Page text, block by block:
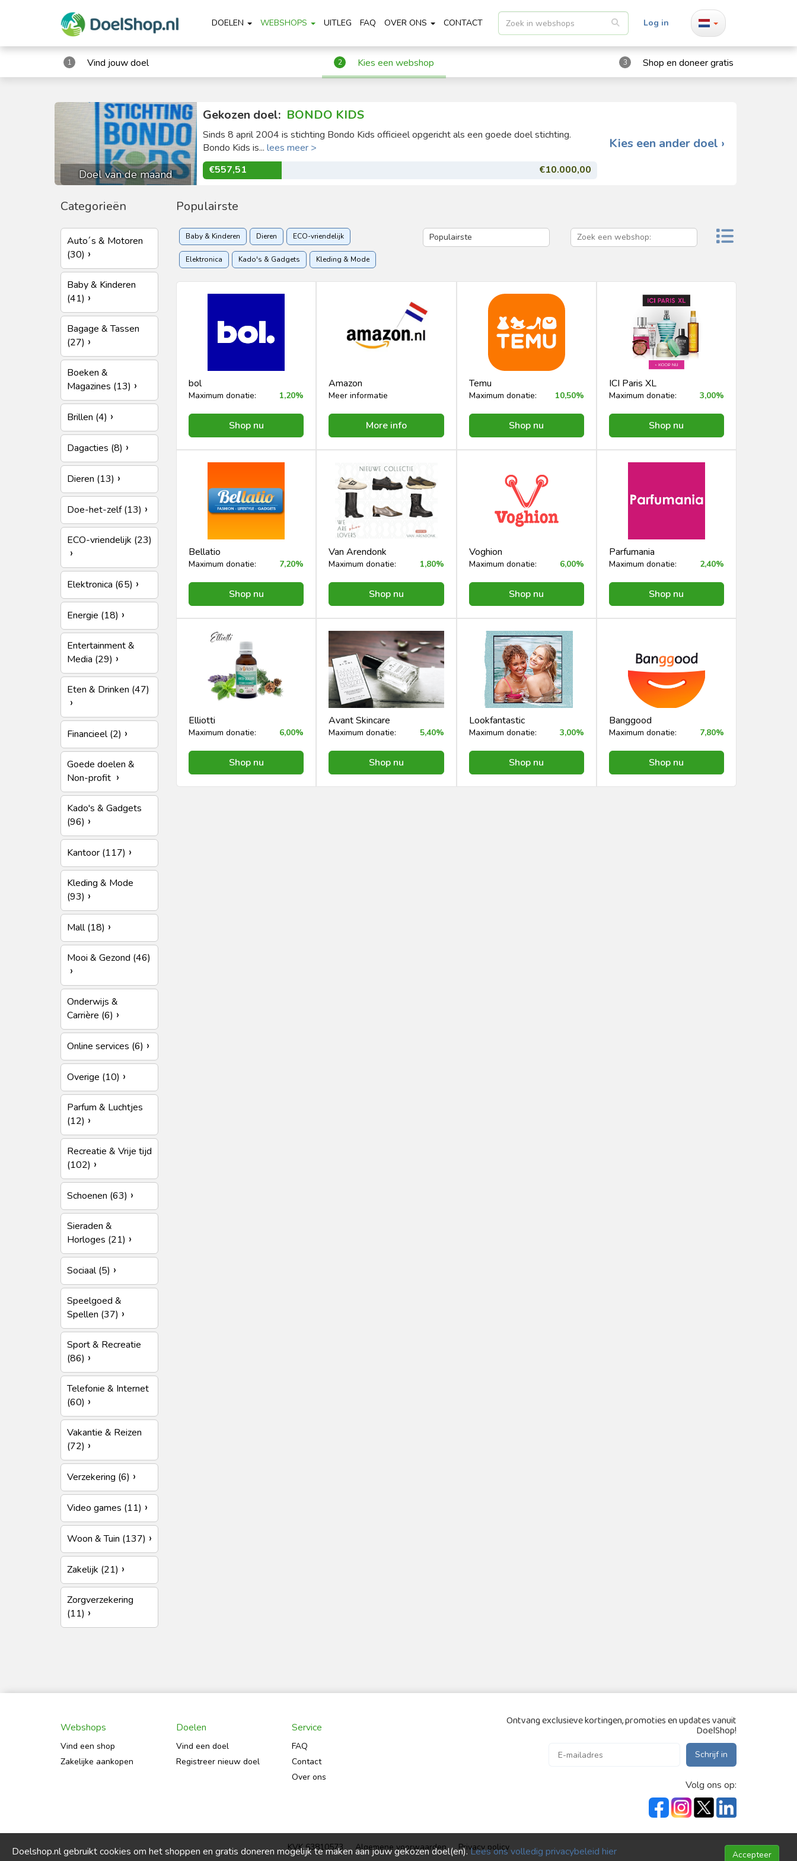
DOELEN WEBSHOPS UITLEG FAQ OVER ONS CONTACT Log in
1 Vind jouw doel 2 Kies een webshop 3 Shop en doneer gratis
Doel van de maand
Gekozen doel: BONDO KIDS
Sinds 8 april 2004 is stichting Bondo Kids officieel opgericht als een goede doel stichting.
Bondo Kids is... lees meer >
€557,51
€10.000,00
Kies een ander doel ›
Categorieën
Auto´s & Motoren
(30)
Baby & Kinderen
(41)
Bagage & Tassen
(27)
Boeken &
Magazines (13)
Brillen (4)
Dagacties (8)
Dieren (13)
Doe-het-zelf (13)
ECO-vriendelijk (23)
Elektronica (65)
Energie (18)
Entertainment &
Media (29)
Eten & Drinken (47)
Financieel (2)
Goede doelen &
Non-profit
Kado's & Gadgets
(96)
Kantoor (117)
Kleding & Mode
(93)
Mall (18)
Mooi & Gezond (46)
Onderwijs &
Carrière (6)
Online services (6)
Overige (10)
Parfum & Luchtjes
(12)
Recreatie & Vrije tijd
(102)
Schoenen (63)
Sieraden &
Horloges (21)
Sociaal (5)
Speelgoed &
Spellen (37)
Sport & Recreatie
(86)
Telefonie & Internet
(60)
Vakantie & Reizen
(72)
Verzekering (6)
Video games (11)
Woon & Tuin (137)
Zakelijk (21)
Zorgverzekering
(11)
Populairste
Baby & Kinderen Dieren ECO-vriendelijk
Elektronica Kado's & Gadgets Kleding & Mode
Mooi & Gezond Sport & Recreatie Vakantie & Reizen
bol
Maximum donatie: 1,20%
Shop nu
Amazon
Meer informatie
More info
Temu
Maximum donatie: 10,50%
Shop nu
ICI Paris XL
Maximum donatie: 3,00%
Shop nu
Bellatio
Maximum donatie: 7,20%
Shop nu
Van Arendonk
Maximum donatie: 1,80%
Shop nu
Voghion
Maximum donatie: 6,00%
Shop nu
Parfumania
Maximum donatie: 2,40%
Shop nu
Elliotti
Maximum donatie: 6,00%
Shop nu
Avant Skincare
Maximum donatie: 5,40%
Shop nu
Lookfantastic
Maximum donatie: 3,00%
Shop nu
Banggood
Maximum donatie: 7,80%
Shop nu
Webshops
Vind een shop
Zakelijke aankopen
Doelen
Vind een doel
Registreer nieuw doel
Service
FAQ
Contact
Over ons
Ontvang exclusieve kortingen, promoties en updates vanuit
DoelShop!
Schrijf in
Volg ons op:
KVK 63810573 Algemene voorwaarden Privacy policy
Accepteer
Doelshop.nl gebruikt cookies om het shoppen en gratis doneren mogelijk te maken aan jouw gekozen doel(en).Lees ons volledig privacybeleid hier